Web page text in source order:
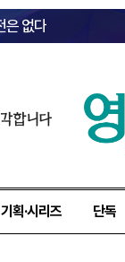
은 없다
합니다
기획·시리즈 단독